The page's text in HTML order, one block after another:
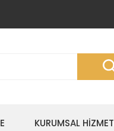
KURUMSAL